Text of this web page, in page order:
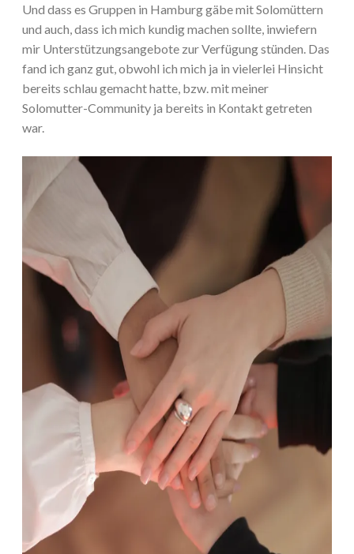
Und dass es Gruppen in Hamburg gäbe mit Solomüttern
und auch, dass ich mich kundig machen sollte, inwiefern
mir Unterstützungsangebote zur Verfügung stünden. Das
fand ich ganz gut, obwohl ich mich ja in vielerlei Hinsicht
bereits schlau gemacht hatte, bzw. mit meiner
Solomutter-Community ja bereits in Kontakt getreten
war.